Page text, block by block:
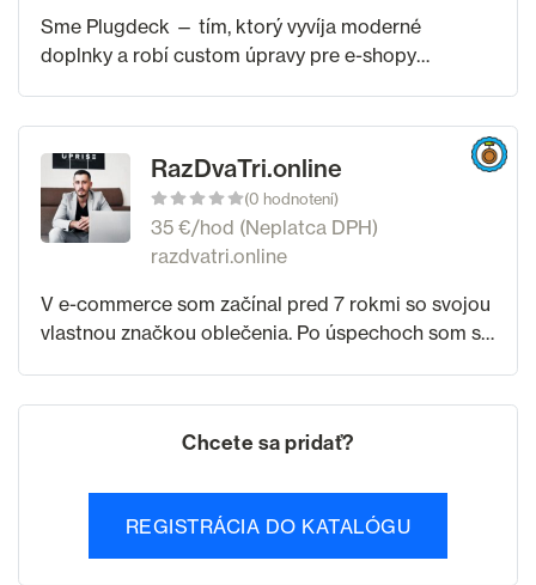
Sme Plugdeck — tím, ktorý vyvíja moderné
doplnky a robí custom úpravy pre e-shopy
RazDvaTri.online
(0 hodnotení)
35 €/hod (Neplatca DPH)
razdvatri.online
V e-commerce som začínal pred 7 rokmi so svojou
vlastnou značkou oblečenia. Po úspechoch som si
Chcete sa pridať?
REGISTRÁCIA DO KATALÓGU